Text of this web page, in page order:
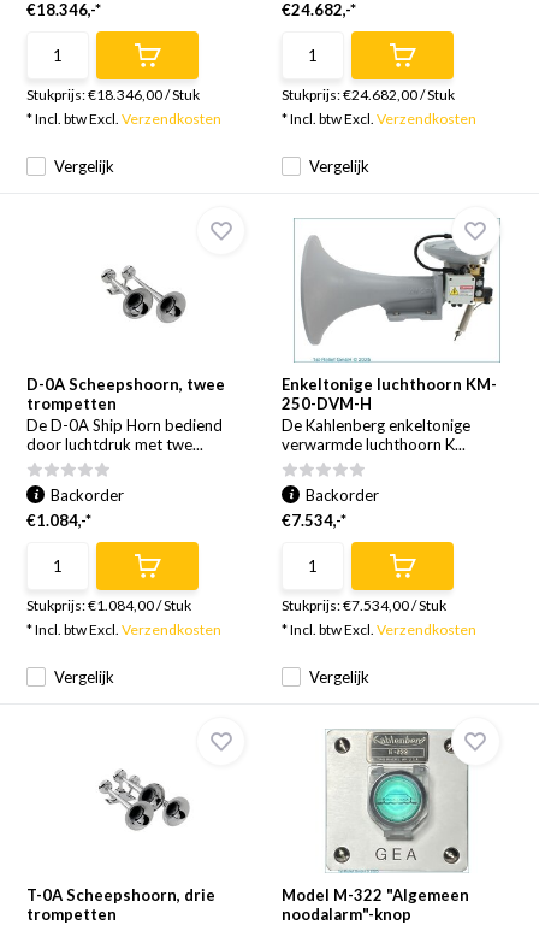
Vergelijk
€18.346,-*
Stukprijs:€18.346,00/Stuk
* Incl. btw Excl.Verzendkosten
Vergelijk
€24.682,-*
Stukprijs:€24.682,00/Stuk
* Incl. btw Excl. Verzendkosten
D-0A Scheepshoorn, twee
trompetten
De D-0A Ship Horn bediend
door luchtdruk met twe...
Vergelijk
Backorder
€1.084,-*
Stukprijs:€1.084,00/Stuk
* Incl. btw Excl.Verzendkosten
Enkeltonige luchthoorn KM-
250-DVM-H
De Kahlenberg enkeltonige
verwarmde luchthoorn K...
Vergelijk
Backorder
€7.534,-*
Stukprijs:€7.534,00/Stuk
* Incl. btw Excl. Verzendkosten
T-0A Scheepshoorn, drie
trompetten
Model M-322 "Algemeen
noodalarm"-knop